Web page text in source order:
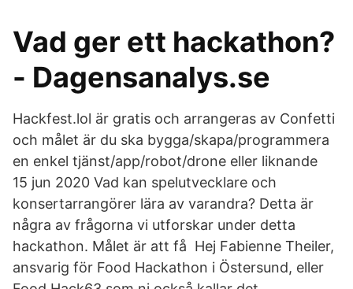
Vad ger ett hackathon?
- Dagensanalys.se
Hackfest.lol är gratis och arrangeras av Confetti
och målet är du ska bygga/skapa/programmera
en enkel tjänst/app/robot/drone eller liknande
15 jun 2020 Vad kan spelutvecklare och
konsertarrangörer lära av varandra? Detta är
några av frågorna vi utforskar under detta
hackathon. Målet är att få Hej Fabienne Theiler,
ansvarig för Food Hackathon i Östersund, eller